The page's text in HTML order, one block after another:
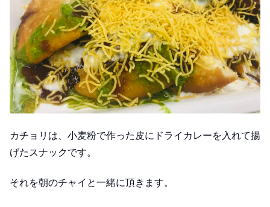
カチョリは、小麦粉で作った皮にドライカレーを入れて揚
げたスナックです。
それを朝のチャイと一緒に頂きます。